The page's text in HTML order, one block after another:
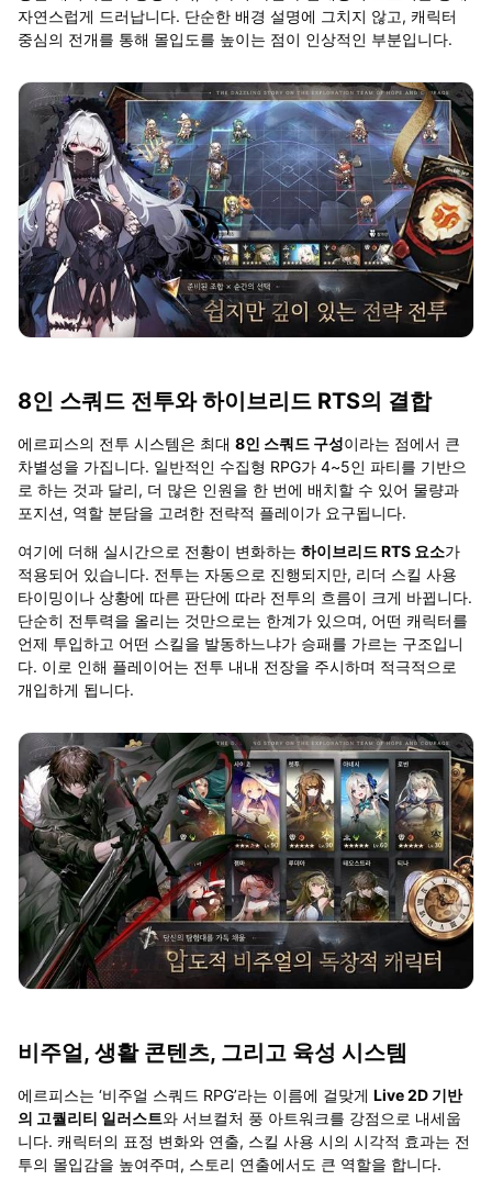
자연스럽게 드러납니다. 단순한 배경 설명에 그치지 않고, 캐릭터
중심의 전개를 통해 몰입도를 높이는 점이 인상적인 부분입니다.
8인 스쿼드 전투와 하이브리드RTS의 결합
에르피스의 전투 시스템은 최대 8인 스쿼드 구성이라는 점에서 큰
차별성을 가집니다. 일반적인 수집형 RPG가4~5인 파티를 기반으
로 하는 것과 달리, 더 많은 인원을 한 번에 배치할 수 있어 물량과
포지션, 역할 분담을 고려한 전략적 플레이가 요구됩니다.
여기에 더해 실시간으로 전황이 변화하는 하이브리드RTS 요소가
적용되어 있습니다. 전투는 자동으로 진행되지만, 리더 스킬 사용
타이밍이나 상황에 따른 판단에 따라 전투의 흐름이 크게 바뀝니다.
단순히 전투력을 올리는 것만으로는 한계가 있으며, 어떤 캐릭터를
언제 투입하고 어떤 스킬을 발동하느냐가 승패를 가르는 구조입니
다. 이로 인해 플레이어는 전투 내내 전장을 주시하며 적극적으로
개입하게 됩니다.
비주얼, 생활 콘텐츠, 그리고 육성 시스템
에르피스는 ‘비주얼 스쿼드 RPG’라는 이름에 걸맞게 Live 2D 기반
의 고퀄리티 일러스트와 서브컬처 풍 아트워크를 강점으로 내세웁
니다. 캐릭터의 표정 변화와 연출, 스킬 사용 시의 시각적 효과는 전
투의 몰입감을 높여주며, 스토리 연출에서도 큰 역할을 합니다.